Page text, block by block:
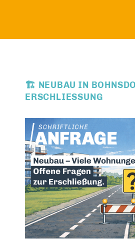
🏗️ NEUBAU IN
ERSCHLIESSUNG